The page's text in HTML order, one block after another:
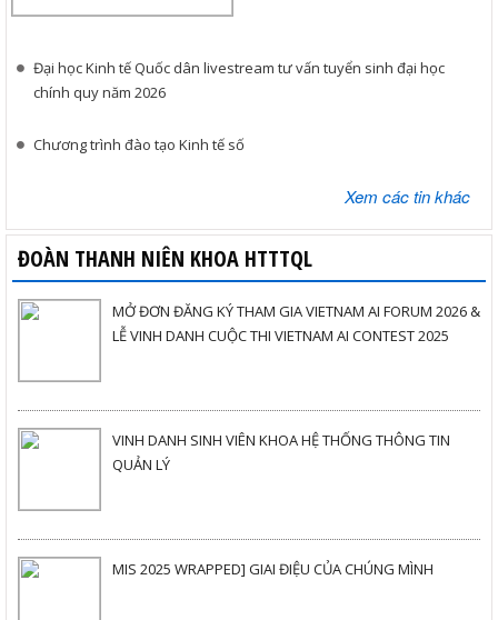
Đại học Kinh tế Quốc dân livestream tư vấn tuyển sinh đại học
chính quy năm 2026
Chương trình đào tạo Kinh tế số
Xem các tin khác
ĐOÀN THANH NIÊN KHOA HTTTQL
MỞ ĐƠN ĐĂNG KÝ THAM GIA VIETNAM AI FORUM 2026 &
LỄ VINH DANH CUỘC THI VIETNAM AI CONTEST 2025
VINH DANH SINH VIÊN KHOA HỆ THỐNG THÔNG TIN
QUẢN LÝ
MIS 2025 WRAPPED] GIAI ĐIỆU CỦA CHÚNG MÌNH